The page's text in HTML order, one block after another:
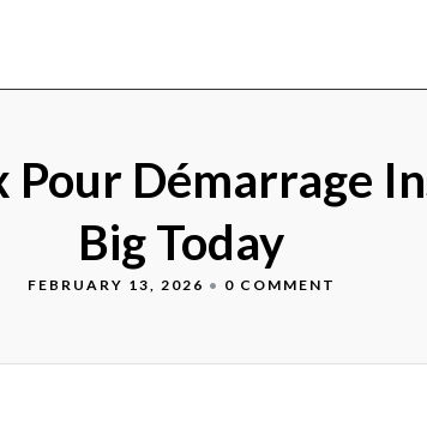
Démarrage
Big Today
FEBRUARY 13, 2026 • 0 COMMENT